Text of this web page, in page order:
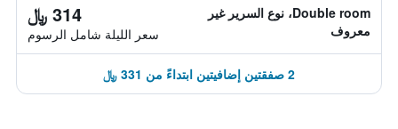
Double room، نوع السرير غير
معروف
314 ﷼
سعر الليلة شامل الرسوم
2 صفقتين إضافيتين ابتداءً من 331 ﷼